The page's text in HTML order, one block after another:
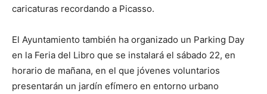
caricaturas recordando a Picasso.
El Ayuntamiento también ha organizado un Parking Day
en la Feria del Libro que se instalará el sábado 22, en
horario de mañana, en el que jóvenes voluntarios
presentarán un jardín efímero en entorno urbano